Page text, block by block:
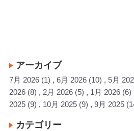
アーカイブ
7月 2026 (1) 6月 2026 (10) 5月
2026 (8) 2月 2026 (5) 1月 2026 (6)
2025 (9) 10月 2025 (9) 9月 2025
カテゴリー